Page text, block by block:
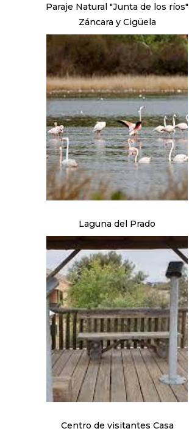
Paraje Natural "Junta de los ríos"
Záncara y Cigüela
Laguna del Prado
Centro de visitantes Casa